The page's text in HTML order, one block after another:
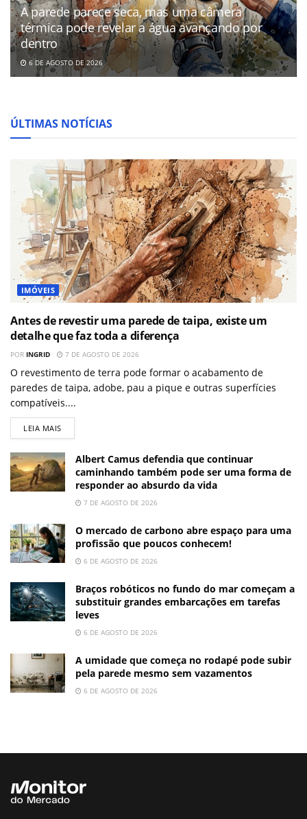
A parede parece seca, mas uma câmera
térmica pode revelar a água avançando por
dentro
6 DE AGOSTO DE 2026
ÚLTIMAS NOTÍCIAS
IMÓVEIS
Antes de revestir uma parede de taipa, existe um
detalhe que faz toda a diferença
POR INGRID 7 DE AGOSTO DE 2026
O revestimento de terra pode formar o acabamento de
paredes de taipa, adobe, pau a pique e outras superfícies
compatíveis....
LEIA MAIS
Albert Camus defendia que continuar
caminhando também pode ser uma forma de
responder ao absurdo da vida
7 DE AGOSTO DE 2026
O mercado de carbono abre espaço para uma
profissão que poucos conhecem!
6 DE AGOSTO DE 2026
Braços robóticos no fundo do mar começam a
substituir grandes embarcações em tarefas
leves
6 DE AGOSTO DE 2026
A umidade que começa no rodapé pode subir
pela parede mesmo sem vazamentos
6 DE AGOSTO DE 2026